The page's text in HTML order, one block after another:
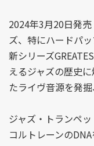
2024年3月20日発
ズ、特にハードパ
新シリーズ
えるジャズの歴史
たライヴ音源を発
ジャズ・トランペ
コルトレーンの